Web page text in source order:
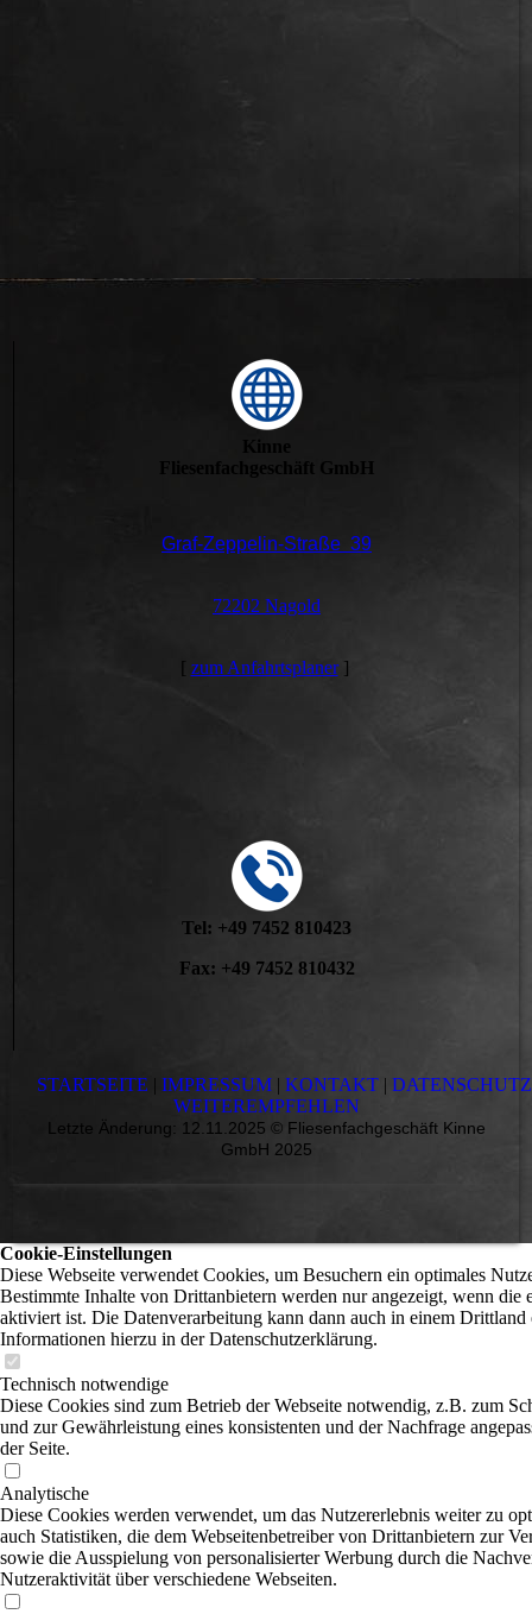
Kinne
Fliesenfachgeschäft GmbH
Graf-Zeppelin-Straße 39
72202 Nagold
[ zum Anfahrtsplaner]
Tel: +49 7452 810423
Fax: +49 7452 810432
STARTSEITE |IMPRESSUM |KONTAKT |
WEITEREMPFEHLEN
Letzte Änderung: 12.11.2025 © Fliesenfachgeschäft Kinne
GmbH 2025
Cookie-Einstellungen
Diese Webseite verwendet Cookies, um Besuchern ein optimales
Bestimmte Inhalte von Drittanbietern werden nur angezeigt, wenn die
aktiviert ist. Die Datenverarbeitung kann dann auch in einem Drittland
Informationen hierzu in der Datenschutzerklärung.
Technisch notwendige
Diese Cookies sind zum Betrieb der Webseite notwendig, z.B. zum
und zur Gewährleistung eines konsistenten und der Nachfrage
der Seite.
Analytische
Diese Cookies werden verwendet, um das Nutzererlebnis weiter zu
auch Statistiken, die dem Webseitenbetreiber von Drittanbietern zur
sowie die Ausspielung von personalisierter Werbung durch die
Nutzeraktivität über verschiedene Webseiten.